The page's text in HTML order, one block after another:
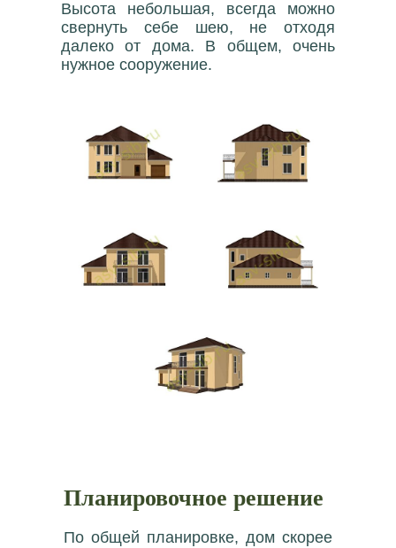
Высота небольшая, всегда можно
свернуть себе шею, не отходя
далеко от дома. В общем, очень
нужное сооружение.
Планировочное решение
По общей планировке, дом скорее